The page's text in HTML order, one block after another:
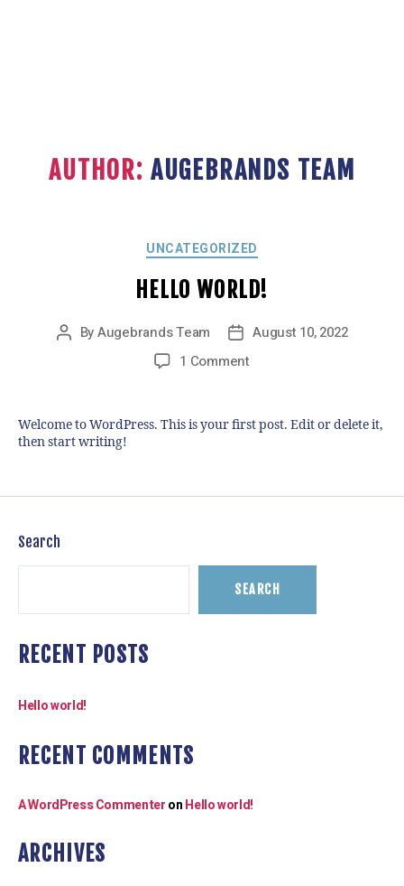
AUTHOR: AUGEBRANDS TEAM
UNCATEGORIZED
HELLO WORLD!
ByAugebrands Team
August 10, 2022
1 Comment
Welcome to WordPress. This is your first post. Edit or delete it,
then start writing!
Search
SEARCH
RECENT POSTS
Hello world!
RECENT COMMENTS
A WordPress CommenteronHello world!
ARCHIVES